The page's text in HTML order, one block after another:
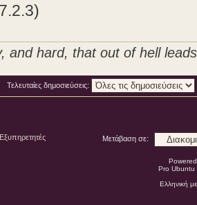
and hard, that out of hell
Τελευταίες δημοσιεύσεις:
Μετάβαση σε:
Pro
Ελληνική